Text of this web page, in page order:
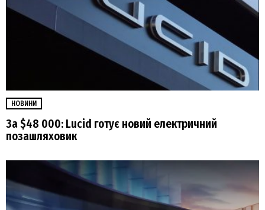
НОВИНИ
За $48 000: Lucid готує новий електричний
позашляховик